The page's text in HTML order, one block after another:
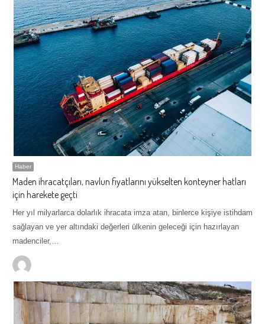
Haber
Maden ihracatçıları, navlun fiyatlarını yükselten konteyner hatları
için harekete geçti
Her yıl milyarlarca dolarlık ihracata imza atan, binlerce kişiye istihdam
sağlayan ve yer altındaki değerleri ülkenin geleceği için hazırlayan
madenciler,…